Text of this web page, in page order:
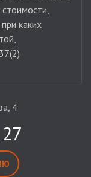
каких
4